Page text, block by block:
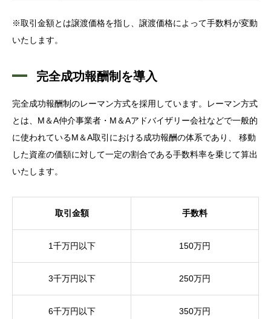
※取引金額とは譲渡価格を指し、譲渡価格によって手数料が変動
いたします。
完全成功報酬制を導入
完全成功報酬制のレーマン方式を採用しています。レーマン方式
とは、M＆A仲介事業者・M＆Aアドバイザリー会社などで一般的
に使われているM＆A取引における成功報酬の体系であり、 移動
した資産の価額に対して一定の割合である手数料率を乗じて算出
いたします。
取引金額 手数料
1千万円以下 150万円
3千万円以下 250万円
6千万円以下 350万円